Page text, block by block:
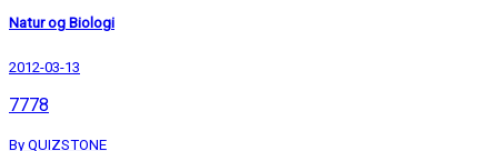
Natur og Biologi
2012-03-13
7778
By QUIZSTONE